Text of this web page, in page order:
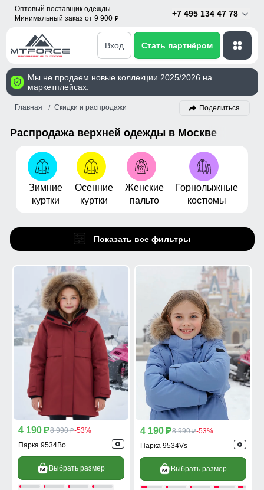
Оптовый поставщик одежды.
Минимальный заказ от 9 900 p
+7 495 134 47 78
Вход Стать партнёром
Мы не продаем новые коллекции 2025/2026 на
маркетплейсах.
Главная Скидки и распродажи Поделиться
Распродажа верхней одежды в Москве
Зимние
куртки
Осенние
куртки
Женские
пальто
Горнолыжные
костюмы
Показать все фильтры
4 190 p8 990 p-53%
Парка 9534Bo
Выбрать размер
4 190 p8 990 p-53%
Парка 9534Vs
Выбрать размер